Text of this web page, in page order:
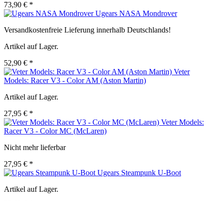
73,90 € *
Ugears NASA Mondrover
Versandkostenfreie Lieferung innerhalb Deutschlands!
Artikel auf Lager.
52,90 € *
Veter
Models: Racer V3 - Color AM (Aston Martin)
Artikel auf Lager.
27,95 € *
Veter Models:
Racer V3 - Color MC (McLaren)
Nicht mehr lieferbar
27,95 € *
Ugears Steampunk U-Boot
Artikel auf Lager.